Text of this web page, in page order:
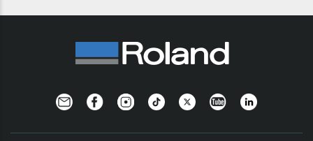
NewsletterFacebookInstagramTikTokTwitterYouTubeLinkedin